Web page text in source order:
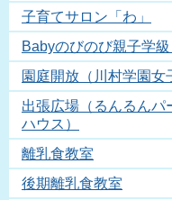
子育てサロン「わ」
Babyのびのび親子学級
園庭開放（川村学園女
出張広場（るんるんパ
ハウス）
離乳食教室
後期離乳食教室